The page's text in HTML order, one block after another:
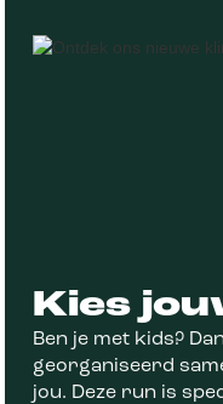
Kies
Ben je met kids?
georganiseerd
jou. Deze run is